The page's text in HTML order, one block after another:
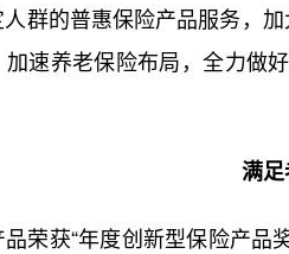
群的普惠保险产品服务，
速养老保险布局，全力做
满
荣获“年度创新型保险产品